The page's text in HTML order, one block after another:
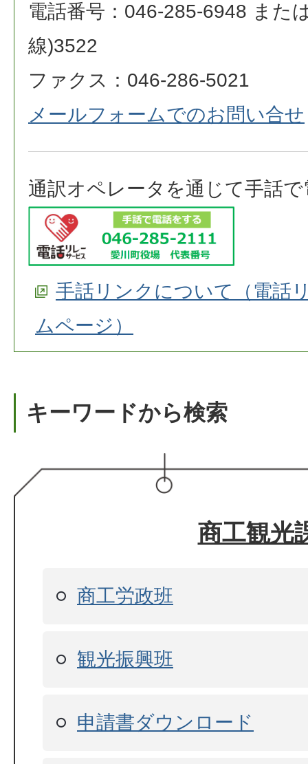
電話番号：046-285-6948 また
線)3522
ファクス：046-286-5021
メールフォームでのお問い合せ
通訳オペレータを通じて手話
手話リンクについて（電話
ムページ）
キーワードから検索
商工観光
商工労政班
観光振興班
申請書ダウンロード